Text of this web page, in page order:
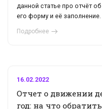
данной статье про отчёт
его форму и её заполнение.
Подробнее
16.02.2022
Отчет о движении
год: на что